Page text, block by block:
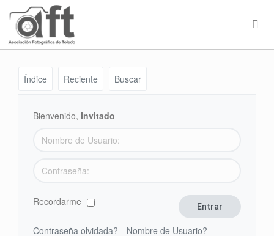
Índice Reciente Buscar
Bienvenido, Invitado
Recordarme
Contraseña olvidada? Nombre de Usuario?